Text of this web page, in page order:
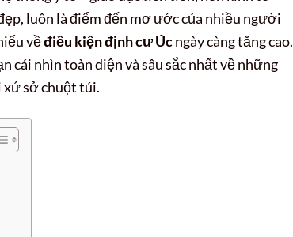
luôn là điểm đến mơ ước của nhiều người
vềđiều kiện định cư Úcngày càng tăng cao.
cái nhìn toàn diện và sâu sắc nhất về những
xứ sở chuột túi.